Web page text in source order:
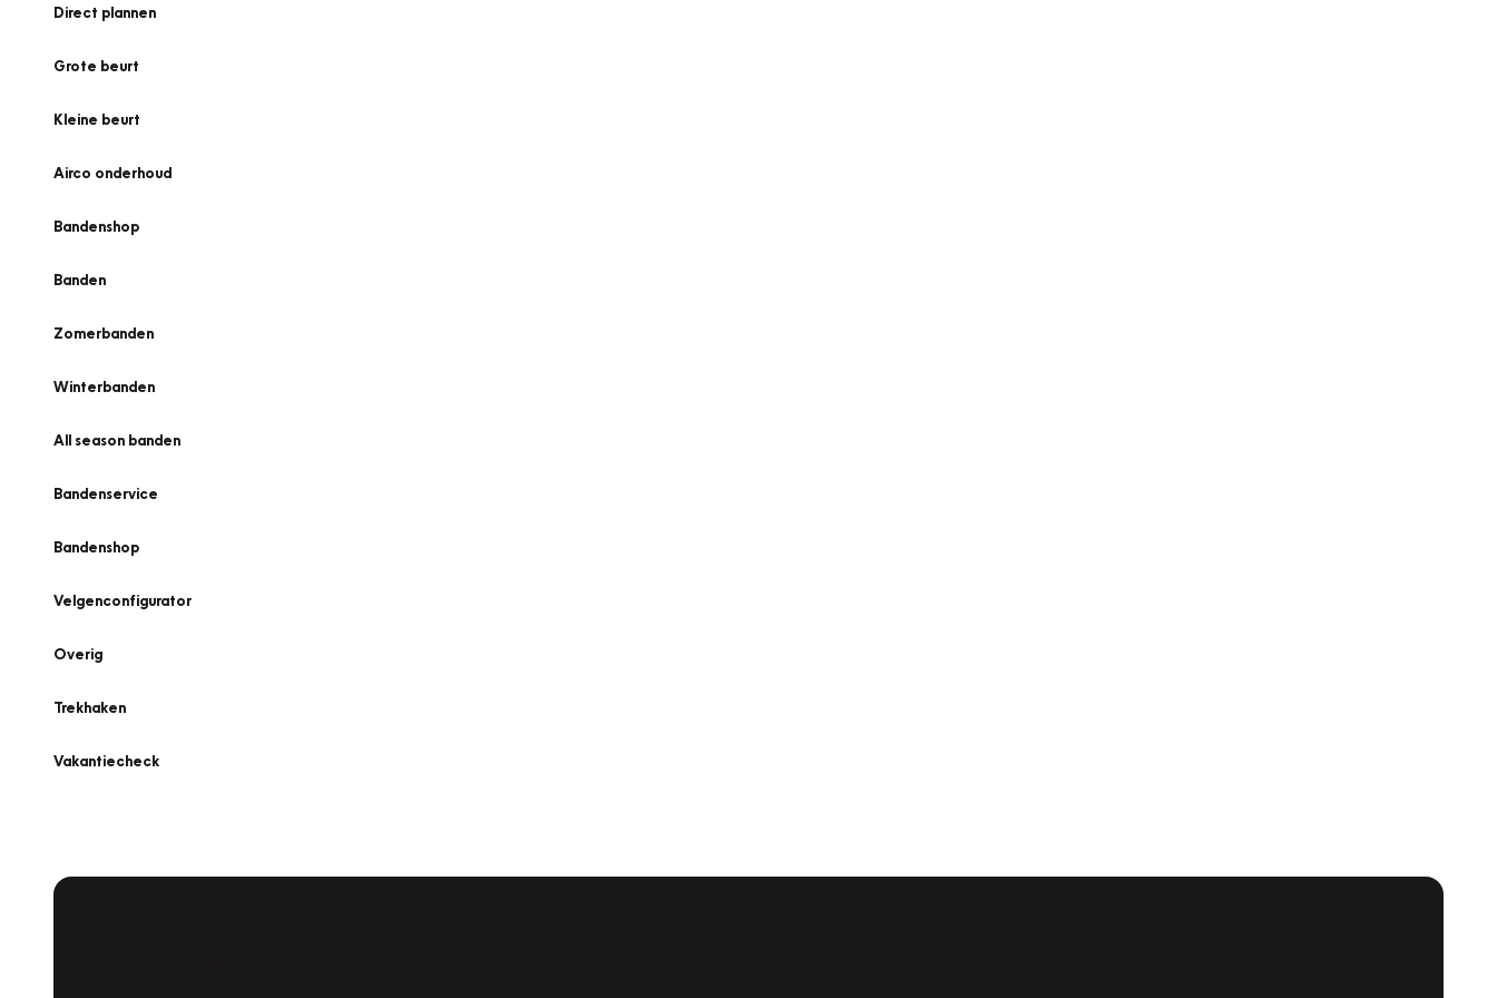
Direct plannen
Grote beurt
Kleine beurt
Airco onderhoud
Bandenshop
Banden
Zomerbanden
Winterbanden
All season banden
Bandenservice
Bandenshop
Velgenconfigurator
Overig
Trekhaken
Vakantiecheck